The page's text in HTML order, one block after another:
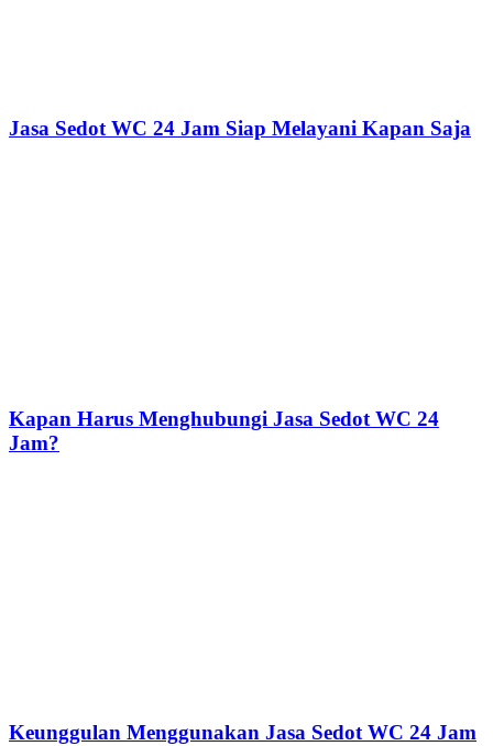
Jasa Sedot WC 24 Jam Siap Melayani Kapan Saja
Kapan Harus Menghubungi Jasa Sedot WC 24
Jam?
Keunggulan Menggunakan Jasa Sedot WC 24 Jam